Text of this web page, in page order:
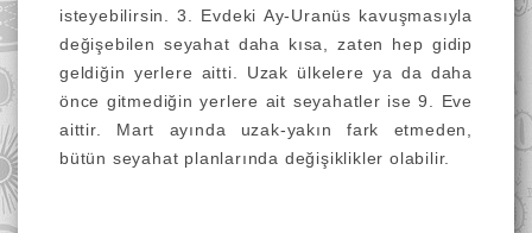
isteyebilirsin. 3. Evdeki Ay-Uranüs kavuşmasıyla
değişebilen seyahat daha kısa, zaten hep gidip
geldiğin yerlere aitti. Uzak ülkelere ya da daha
önce gitmediğin yerlere ait seyahatler ise 9. Eve
aittir. Mart ayında uzak-yakın fark etmeden,
bütün seyahat planlarında değişiklikler olabilir.